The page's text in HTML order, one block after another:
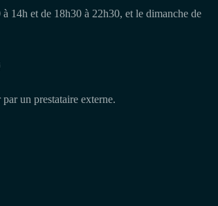
14h et de 18h30 à 22h30, et le dimanche de
un prestataire externe.